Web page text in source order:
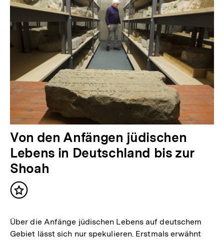
Von den Anfängen jüdischen
Lebens in Deutschland bis zur
Shoah
Inhalt
Über die Anfänge jüdischen Lebens auf deutschem
Gebiet lässt sich nur spekulieren. Erstmals erwähnt